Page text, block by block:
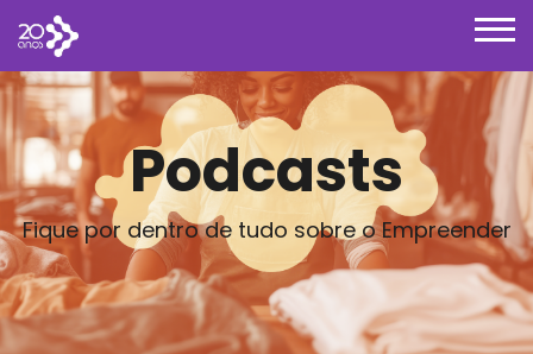
Podcasts
Fique por dentro de tudo sobre o Empreender